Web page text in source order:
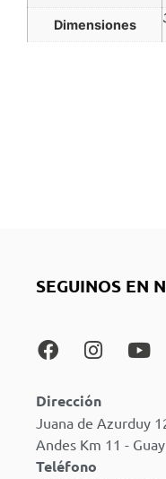
Dimensiones
SEGUINOS EN
Dirección
Juana de Azurduy
Andes Km 11 -
Teléfono